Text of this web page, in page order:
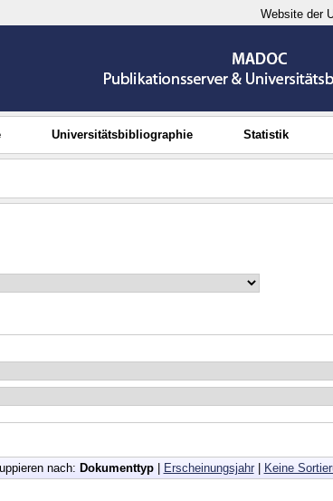
Website der
Universitätsbibliographie Statistik
nach: Dokumenttyp| Erscheinungsjahr| Keine